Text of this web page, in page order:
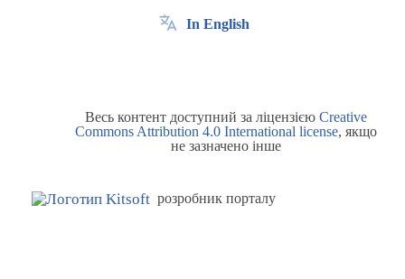
In English
Весь контент доступний за ліцензією Creative
Commons Attribution 4.0 International license, якщо
не зазначено інше
розробник порталу